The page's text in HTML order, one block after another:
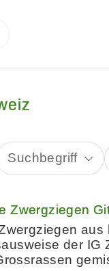
Suchbegriff
Zwergziegen
der IG